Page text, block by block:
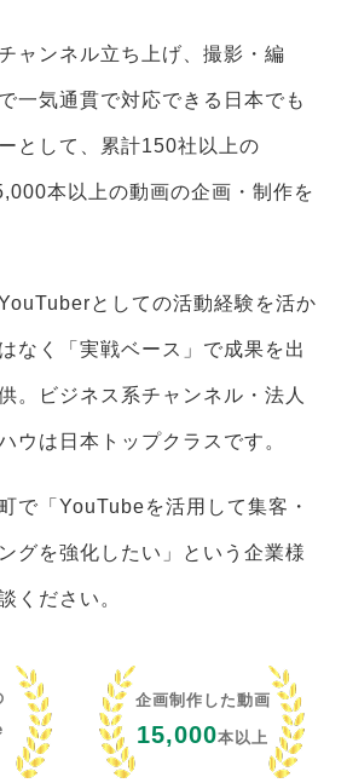
ャンネル立ち上げ、撮影・編
一気通貫で対応できる日本でも
として、累計150社以上の
本以上の動画の企画・制作を
としての活動経験を活か
なく「実戦ベース」で成果を出
。ビジネス系チャンネル・法人
ウは日本トップクラスです。
で「YouTubeを活用して集客・
グを強化したい」という企業様
ください。
企画制作した動画
15,000本以上